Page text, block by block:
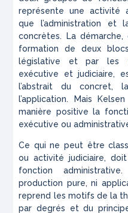
représente une activité
que l’administration et
concrètes. La
formation de deux
législative et par les
exécutive et judiciaire,
l’abstrait du concret,
l’application. Mais
manière positive la
exécutive ou
Ce qui ne peut être
ou activité judiciaire,
fonction
production pure, ni
reprend les motifs de la
par degrés et du